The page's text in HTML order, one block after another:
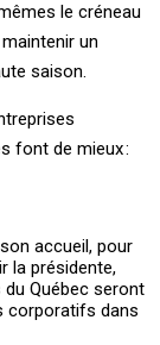
le créneau
un
saison.
font de mieux :
accueil, pour
la présidente,
­Québec seront
corporatifs dans